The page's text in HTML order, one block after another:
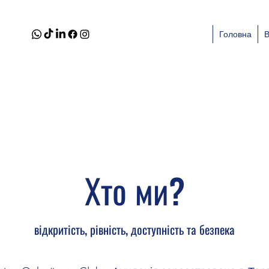
Головна
Хто ми?
відкритість, рівність, доступність та безпека